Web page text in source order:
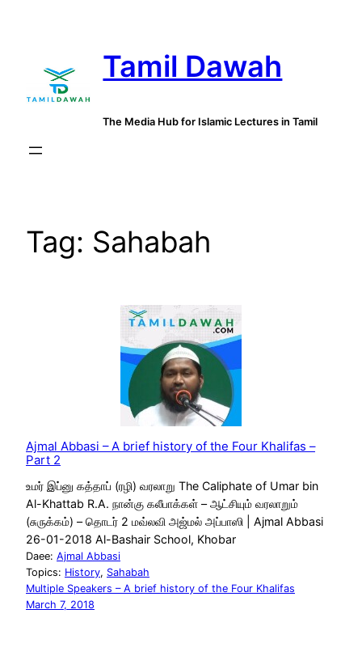
Tamil Dawah
The Media Hub for Islamic Lectures in Tamil
Tag: Sahabah
Ajmal Abbasi – A brief history of the Four Khalifas –
Part 2
உமர் இப்னு கத்தாப் (ரழி) வரலாறு The Caliphate of Umar bin
Al-Khattab R.A. நான்கு கலீபாக்கள் – ஆட்சியும் வரலாறும்
(சுருக்கம்) – தொடர் 2 மவ்லவி அஜ்மல் அப்பாஸி | Ajmal Abbasi
26-01-2018 Al-Bashair School, Khobar
Daee: Ajmal Abbasi
Topics: History, Sahabah
Multiple Speakers – A brief history of the Four Khalifas
March 7, 2018